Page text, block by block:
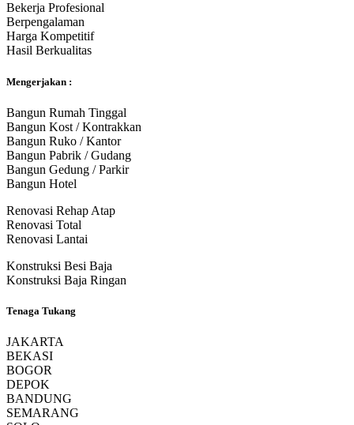
Bekerja Profesional
Berpengalaman
Harga Kompetitif
Hasil Berkualitas
Mengerjakan :
Bangun Rumah Tinggal
Bangun Kost / Kontrakkan
Bangun Ruko / Kantor
Bangun Pabrik / Gudang
Bangun Gedung / Parkir
Bangun Hotel
Renovasi Rehap Atap
Renovasi Total
Renovasi Lantai
Konstruksi Besi Baja
Konstruksi Baja Ringan
Tenaga Tukang
JAKARTA
BEKASI
BOGOR
DEPOK
BANDUNG
SEMARANG